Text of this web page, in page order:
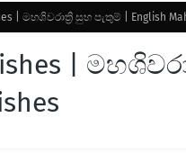
| මහශිවරාත්‍රි සුභ පැතුම් | English
|